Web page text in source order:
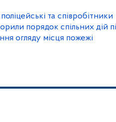
та співробітники
порядок спільних дій
огляду місця пожежі